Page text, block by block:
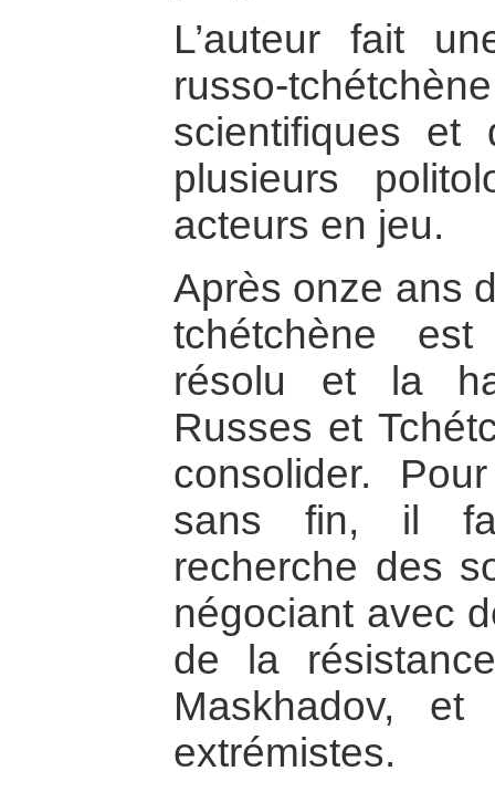
L’auteur fait
russo-
scientifiques et
plusieurs
acteurs en jeu.
Après onze ans
tchétchène
résolu et la
Russes et
consolider.
sans fin, il
recherche des
négociant avec
de la
Maskhadov,
extrémistes.